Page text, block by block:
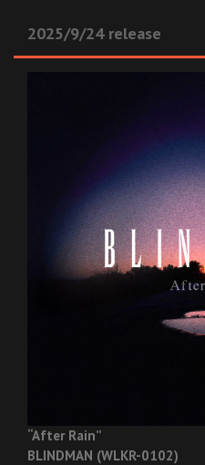
2025/9/24 release
“After Rain”
BLINDMAN (WLKR-0102)